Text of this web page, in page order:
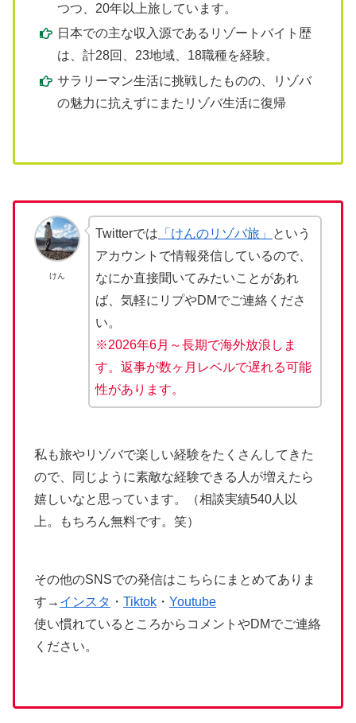
つつ、20年以上旅しています。
日本での主な収入源であるリゾートバイト歴
は、計28回、23地域、18職種を経験。
サラリーマン生活に挑戦したものの、リゾバ
の魅力に抗えずにまたリゾバ生活に復帰
けん
Twitterでは 「けんのリゾバ旅」
という
アカウントで情報発信しているので、
なにか直接聞いてみたいことがあれ
ば、気軽にリプやDMでご連絡くださ
い。
※2026年6月～長期で海外放浪しま
す。返事が数ヶ月レベルで遅れる可能
性があります。
私も旅やリゾバで楽しい経験をたくさんしてきた
ので、同じように素敵な経験できる人が増えたら
嬉しいなと思っています。（相談実績540人以
上。もちろん無料です。笑）
その他のSNSでの発信はこちらにまとめてありま
す→ インスタ ・ Tiktok ・ Youtube
使い慣れているところからコメントやDMでご連絡
ください。